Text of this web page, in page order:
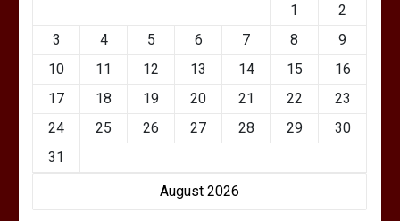
August 2026
1
2
3
4 5 6 7 8
9
10
11 12 13 14 15
16
17
18 19 20 21 22
23
24
25 26 27 28 29
30
31